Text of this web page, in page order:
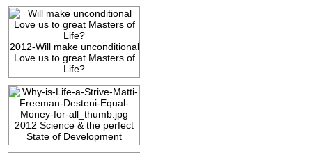
2012-Will make unconditional
Love us to great Masters of
Life?
2012 Science & the perfect
State of Development